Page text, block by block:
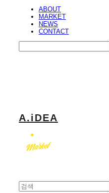
ABOUT
MARKET
NEWS
CONTACT
A.iDEA